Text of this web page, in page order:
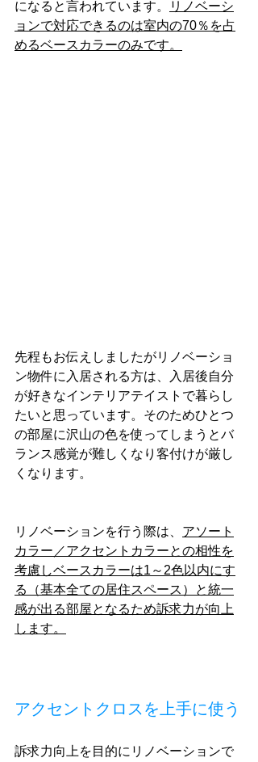
になると言われています。
リノベーシ
ョンで対応できるのは室内の70％を占
めるベースカラーのみです。
先程もお伝えしましたがリノベーショ
ン物件に入居される方は、入居後自分
が好きなインテリアテイストで暮らし
たいと思っています。そのためひとつ
の部屋に沢山の色を使ってしまうとバ
ランス感覚が難しくなり客付けが厳し
くなります。
リノベーションを行う際は、 アソート
カラー／アクセントカラーとの相性を
考慮しベースカラーは1～2色以内にす
る（基本全ての居住スペース）と統一
感が出る部屋となるため訴求力が向上
します。
アクセントクロスを上手に使う
訴求力向上を目的にリノベーションで